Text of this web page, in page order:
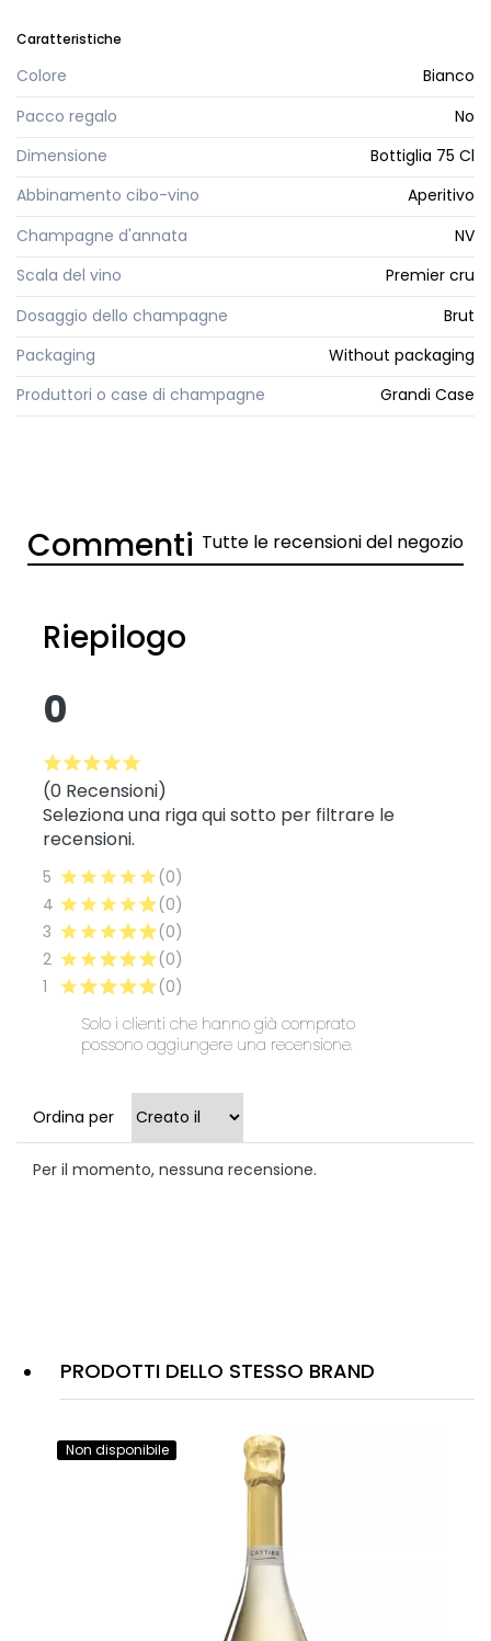
Caratteristiche
Colore
Bianco
Pacco regalo
No
Dimensione
Bottiglia 75 Cl
Abbinamento cibo-vino
Aperitivo
Champagne d'annata
NV
Scala del vino
Premier cru
Dosaggio dello champagne
Brut
Packaging
Without packaging
Produttori o case di champagne
Grandi Case
PRODOTTI DELLO STESSO BRAND
Non disponibile
Commenti Tutte le recensioni del negozio
Riepilogo
0
(0 Recensioni)
Seleziona una riga qui sotto per filtrare le
recensioni.
5
(0)
4
(0)
3
(0)
2
(0)
1
(0)
Solo i clienti che hanno già comprato
possono aggiungere una recensione.
Ordina per
Per il momento, nessuna recensione.